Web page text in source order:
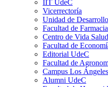
IIT UdeC
Vicerrectoría
Unidad de
Facultad de Farmacia
Centro de Vida
Facultad de
Editorial UdeC
Facultad de
Campus Los Ángeles
Alumni UdeC